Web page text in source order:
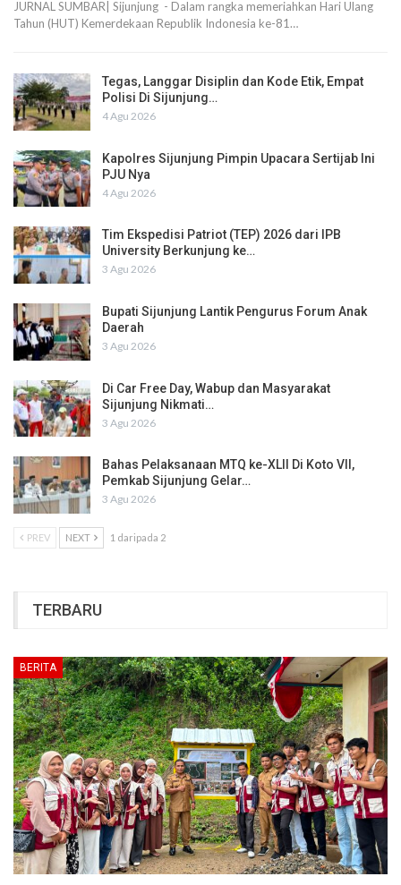
JURNAL SUMBAR| Sijunjung - Dalam rangka memeriahkan Hari Ulang
Tahun (HUT) Kemerdekaan Republik Indonesia ke-81…
Tegas, Langgar Disiplin dan Kode Etik, Empat
Polisi Di Sijunjung…
4 Agu 2026
Kapolres Sijunjung Pimpin Upacara Sertijab Ini
PJU Nya
4 Agu 2026
Tim Ekspedisi Patriot (TEP) 2026 dari IPB
University Berkunjung ke…
3 Agu 2026
Bupati Sijunjung Lantik Pengurus Forum Anak
Daerah
3 Agu 2026
Di Car Free Day, Wabup dan Masyarakat
Sijunjung Nikmati…
3 Agu 2026
Bahas Pelaksanaan MTQ ke-XLII Di Koto VII,
Pemkab Sijunjung Gelar…
3 Agu 2026
PREV NEXT 1 daripada 2
TERBARU
BERITA